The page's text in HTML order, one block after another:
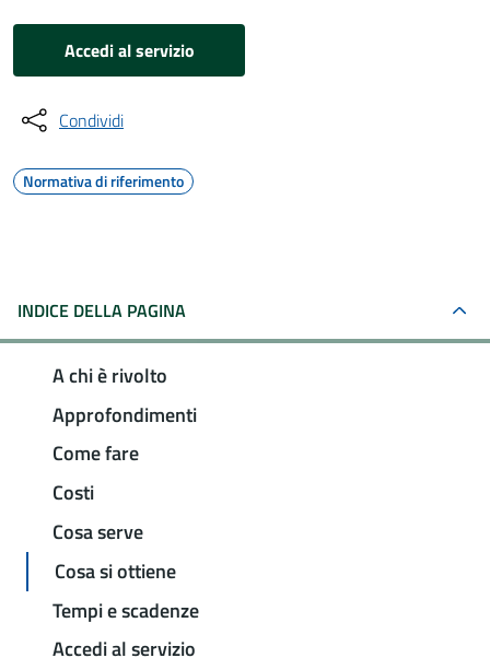
Accedi al servizio
Condividi
Normativa di riferimento
INDICE DELLA PAGINA
A chi è rivolto
Approfondimenti
Come fare
Costi
Cosa serve
Cosa si ottiene
Tempi e scadenze
Accedi al servizio